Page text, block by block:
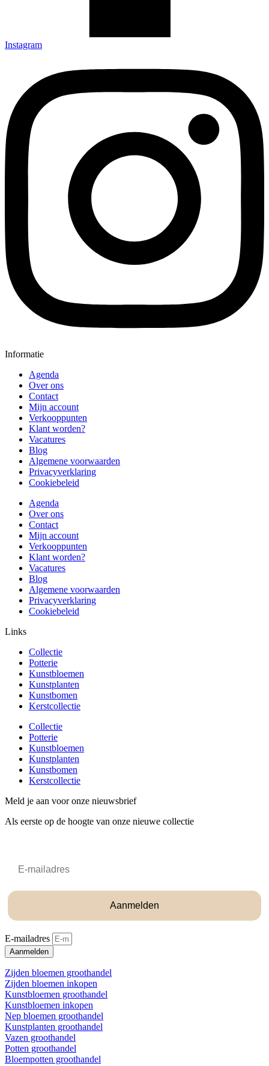
Instagram
Informatie
Agenda
Over ons
Contact
Mijn account
Verkooppunten
Klant worden?
Vacatures
Blog
Algemene voorwaarden
Privacyverklaring
Cookiebeleid
Agenda
Over ons
Contact
Mijn account
Verkooppunten
Klant worden?
Vacatures
Blog
Algemene voorwaarden
Privacyverklaring
Cookiebeleid
Links
Collectie
Potterie
Kunstbloemen
Kunstplanten
Kunstbomen
Kerstcollectie
Collectie
Potterie
Kunstbloemen
Kunstplanten
Kunstbomen
Kerstcollectie
Meld je aan voor onze nieuwsbrief
Als eerste op de hoogte van onze nieuwe collectie
Aanmelden
E-mailadres
Aanmelden
Zijden bloemen groothandel
Zijden bloemen inkopen
Kunstbloemen groothandel
Kunstbloemen inkopen
Nep bloemen groothandel
Kunstplanten groothandel
Vazen groothandel
Potten groothandel
Bloempotten groothandel